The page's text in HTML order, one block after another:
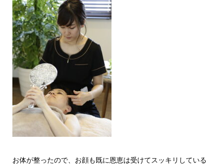
お体が整ったので、お顔も既に恩恵は受けてスッキリしている